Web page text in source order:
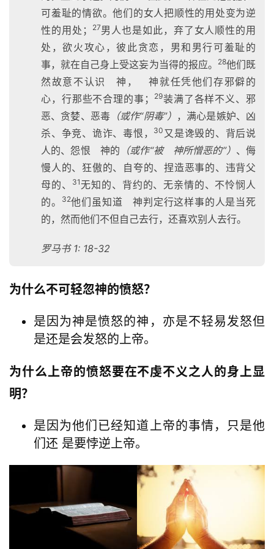
可羞耻的情欲。他们的女人把顺性的用处变为逆
性的用处；
27男人也是如此，弃了女人顺性的用
处，欲火攻心，彼此贪恋，男和男行可羞耻的
事，就在自己身上受这妄为当得的报应。
28他们既
然故意不认识 神， 神就任凭他们存邪僻的
心，行那些不合理的事；
29装满了各样不义、邪
恶、贪婪、恶毒（或作“阴毒”） ，满心是嫉妒、凶
杀、争竞、诡诈、毒恨，
30 又是谗毁的、背后说
人的、怨恨 神的 （或作“被 神所憎恶的”） 、侮
慢人的、狂傲的、自夸的、捏造恶事的、违背父
母的、
31无知的、背约的、无亲情的、不怜悯人
的。
32他们虽知道 神判定行这样事的人是当死
的，然而他们不但自己去行，还喜欢别人去行。
罗马书 1: 18-32
为什么不可轻忽神的愤怒？
是因为神是愤怒的神，亦是不轻易发怒但
是还是会发怒的上帝。
为什么上帝的愤怒要在不虔不义之人的身上显
明？
是因为他们已经知道上帝的事情，只是他
们还 是要悖逆上帝。